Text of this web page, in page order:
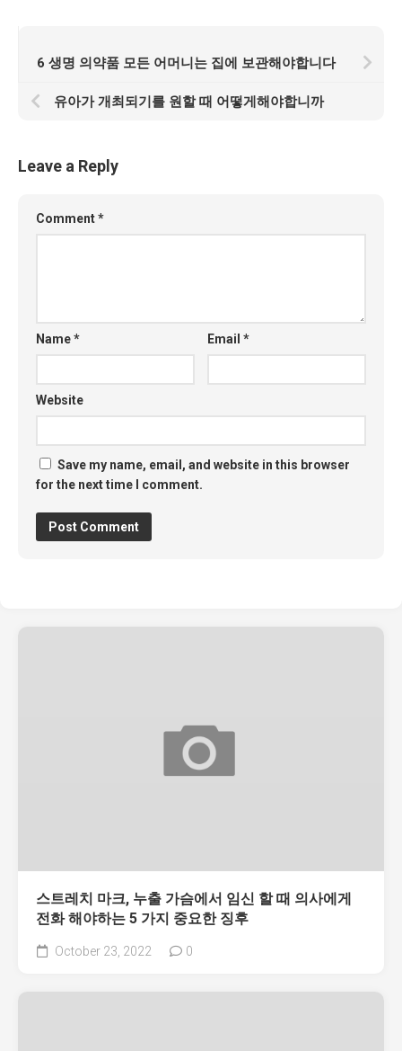
6 생명 의약품 모든 어머니는 집에 보관해야합니다
유아가 개최되기를 원할 때 어떻게해야합니까
Leave a Reply
Comment*
Name* Email*
Website
Save my name, email, and website in this browser
for the next time I comment.
스트레치 마크, 누출 가슴에서 임신 할 때 의사에게
전화 해야하는 5 가지 중요한 징후
October 23, 2022 0